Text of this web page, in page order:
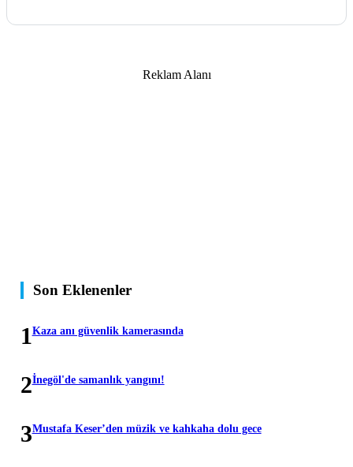
Reklam Alanı
Son Eklenenler
1Kaza anı güvenlik kamerasında
2İnegöl'de samanlık yangını!
3Mustafa Keser’den müzik ve kahkaha dolu gece